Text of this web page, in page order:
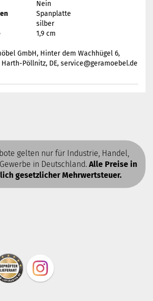
Nein
Spanplatte
silber
1,9 cm
GmbH, Hinter dem Wachhügel 6,
Harth-Pöllnitz, DE, service@geramoebel.de
gelten nur für Industrie, Handel,
in Deutschland. Alle Preise in
gesetzlicher Mehrwertsteuer.